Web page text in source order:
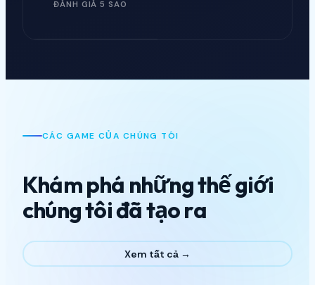
ĐÁNH GIÁ 5 SAO
CÁC GAME CỦA CHÚNG TÔI
Khám phá những thế giới
chúng tôi đã tạo ra
Xem tất cả →